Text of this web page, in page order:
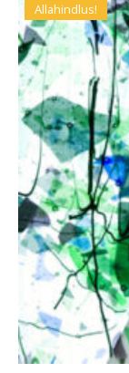
Allahindlus!